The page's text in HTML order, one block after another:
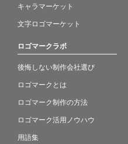
キャラマーケット
文字ロゴマーケット
ロゴマークラボ
後悔しない制作会社選び
ロゴマークとは
ロゴマーク制作の方法
ロゴマーク活用ノウハウ
用語集